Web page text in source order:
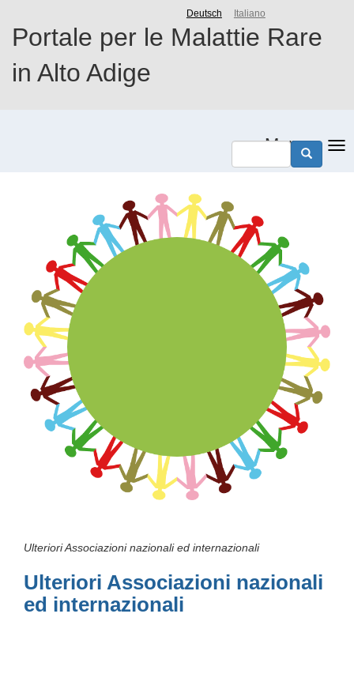
contenuto
principale
Deutsch Italiano
Portale per le Malattie Rare
in Alto Adige
Menu
Ulteriori Associazioni nazionali ed internazionali
Ulteriori Associazioni nazionali
ed internazionali